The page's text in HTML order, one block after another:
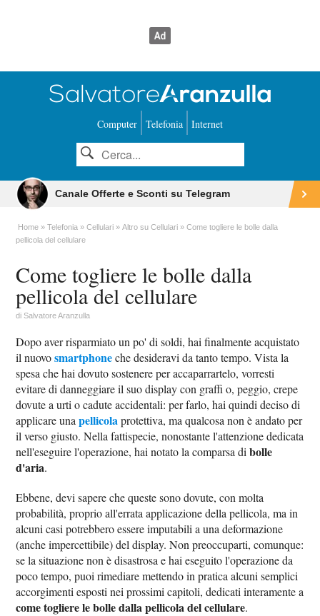
Computer Telefonia Internet
Canale Offerte e Sconti su Telegram
Home Telefonia Cellulari Altro su Cellulari
Come togliere le bolle dalla
pellicola del cellulare
Come togliere le bolle dalla
pellicola del cellulare
diSalvatore Aranzulla
Dopo aver risparmiato un po' di soldi, hai finalmente acquistato
il nuovosmartphoneche desideravi da tanto tempo. Vista la
spesa che hai dovuto sostenere per accaparrartelo, vorresti
evitare di danneggiare il suo display con graffi o, peggio, crepe
dovute a urti o cadute accidentali: per farlo, hai quindi deciso di
applicare unapellicolaprotettiva, ma qualcosa non è andato per
il verso giusto. Nella fattispecie, nonostante l'attenzione dedicata
nell'eseguire l'operazione, hai notato la comparsa dibolle
d'aria.
Ebbene, devi sapere che queste sono dovute, con molta
probabilità, proprio all'errata applicazione della pellicola, ma in
alcuni casi potrebbero essere imputabili a una deformazione
(anche impercettibile) del display. Non preoccuparti, comunque:
se la situazione non è disastrosa e hai eseguito l'operazione da
poco tempo, puoi rimediare mettendo in pratica alcuni semplici
accorgimenti esposti nei prossimi capitoli, dedicati interamente a
come togliere le bolle dalla pellicola del cellulare.